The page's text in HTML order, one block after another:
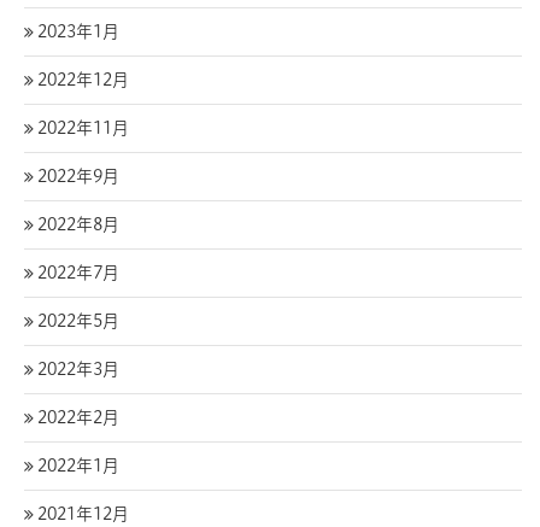
2023年1月
2022年12月
2022年11月
2022年9月
2022年8月
2022年7月
2022年5月
2022年3月
2022年2月
2022年1月
2021年12月